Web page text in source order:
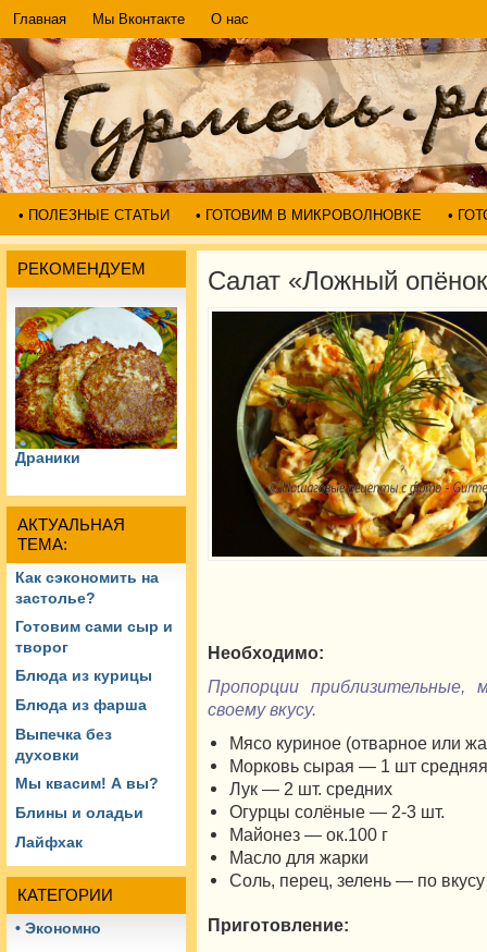
Главная Мы Вконтакте О нас
• ПОЛЕЗНЫЕ СТАТЬИ • ГОТОВИМ В МИКРОВОЛНОВКЕ •
РЕКОМЕНДУЕМ
Драники
АКТУАЛЬНАЯ
ТЕМА:
Как сэкономить на
застолье?
Готовим сами сыр и
творог
Блюда из курицы
Блюда из фарша
Выпечка без
духовки
Мы квасим! А вы?
Блины и оладьи
Лайфхак
КАТЕГОРИИ
• Экономно
Салат «Ложный
Необходимо:
Пропорции
своему вкусу.
Мясо куриное (отварное или
Морковь сырая — 1 шт средняя
Лук — 2 шт. средних
Огурцы солёные — 2-3 шт.
Майонез — ок.100 г
Масло для жарки
Соль, перец, зелень — по вкусу
Приготовление: